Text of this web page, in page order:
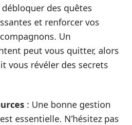
débloquer des quêtes
et renforcer vos
Un
peut vous quitter, alors
vous révéler des secrets
: Une bonne gestion
essentielle. N’hésitez pas